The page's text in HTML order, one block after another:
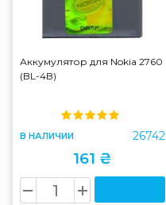
Аккумулятор для Nokia 2760
(BL-4B)
В НАЛИЧИИ 26742
161 ₴